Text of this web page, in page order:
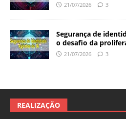
21/07/2026 3
Segurança de
o desafio da
21/07/2026 3
REALIZAÇÃO